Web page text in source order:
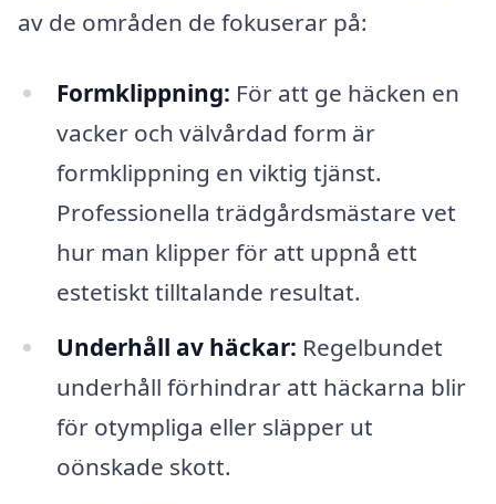
av de områden de fokuserar på:
Formklippning: För att ge häcken en
vacker och välvårdad form är
formklippning en viktig tjänst.
Professionella trädgårdsmästare vet
hur man klipper för att uppnå ett
estetiskt tilltalande resultat.
Underhåll av häckar: Regelbundet
underhåll förhindrar att häckarna blir
för otympliga eller släpper ut
oönskade skott.